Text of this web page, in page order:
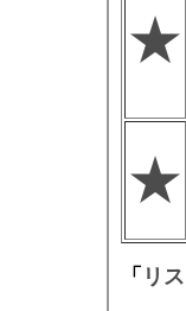
★
★
「 リ